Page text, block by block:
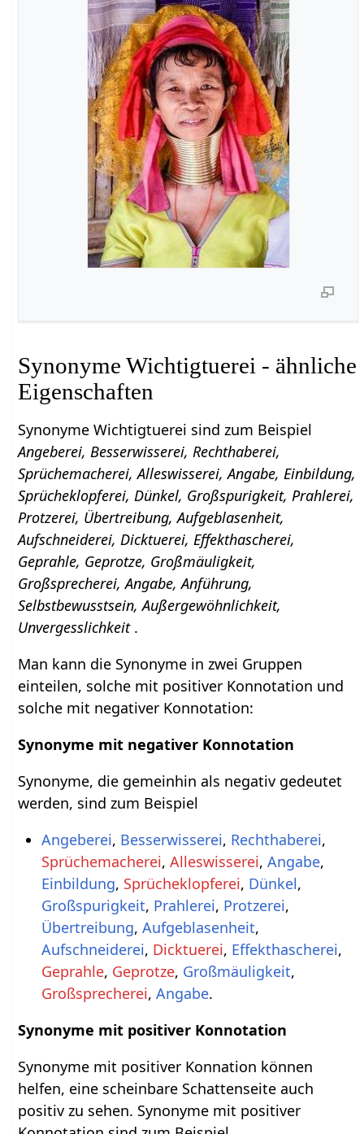
Synonyme Wichtigtuerei - ähnliche
Eigenschaften
Synonyme Wichtigtuerei sind zum Beispiel
Angeberei, Besserwisserei, Rechthaberei,
Sprüchemacherei, Alleswisserei, Angabe, Einbildung,
Sprücheklopferei, Dünkel, Großspurigkeit, Prahlerei,
Protzerei, Übertreibung, Aufgeblasenheit,
Aufschneiderei, Dicktuerei, Effekthascherei,
Geprahle, Geprotze, Großmäuligkeit,
Großsprecherei, Angabe, Anführung,
Selbstbewusstsein, Außergewöhnlichkeit,
Unvergesslichkeit .
Man kann die Synonyme in zwei Gruppen
einteilen, solche mit positiver Konnotation und
solche mit negativer Konnotation:
Synonyme mit negativer Konnotation
Synonyme, die gemeinhin als negativ gedeutet
werden, sind zum Beispiel
Angeberei, Besserwisserei, Rechthaberei,
Sprüchemacherei, Alleswisserei, Angabe,
Einbildung, Sprücheklopferei, Dünkel,
Großspurigkeit, Prahlerei, Protzerei,
Übertreibung, Aufgeblasenheit,
Aufschneiderei, Dicktuerei, Effekthascherei,
Geprahle, Geprotze, Großmäuligkeit,
Großsprecherei, Angabe.
Synonyme mit positiver Konnotation
Synonyme mit positiver Konnation können
helfen, eine scheinbare Schattenseite auch
positiv zu sehen. Synonyme mit positiver